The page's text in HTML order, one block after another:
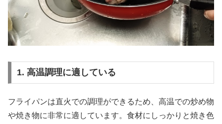
1. 高温調理に適している
フライパンは直火での調理ができるため、高温での炒め物
や焼き物に非常に適しています。食材にしっかりと焼き色